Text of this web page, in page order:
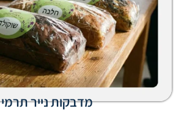
מדבקות נייר תרמי